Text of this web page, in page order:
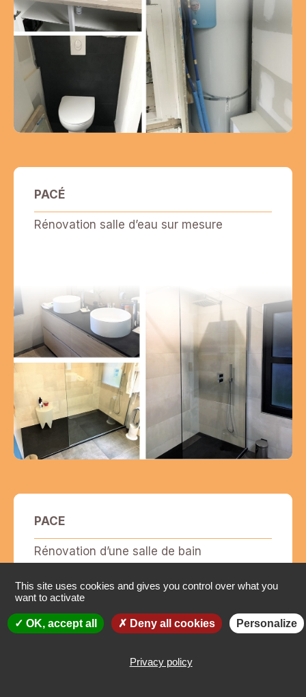
PACÉ
Rénovation salle d’eau sur mesure
PACE
Rénovation d’une salle de bain
This site uses cookies and gives you control over what you
want to activate
OK, accept all Deny all cookies Personalize
Privacy policy